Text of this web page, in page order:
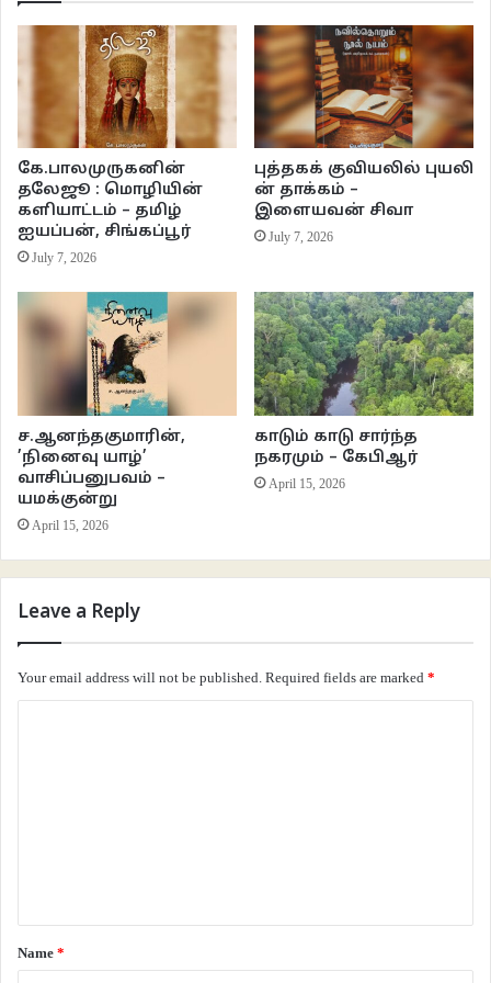
Jagratha (1989) – CBI Part 2
( Youtube No subtitles)
ஒரு சினிமா நடிகை தற்கொலை செய்து கொள்கிறார். தற்கொலை என வழக்கை
போலிஸ் முடிக்கும் தருணத்தில் வழக்கு சிபிஐ கைவசம் ஒப்படைக்கப்படுகிறது.
ஒரு வாரத்திற்குள் வழக்கை முடித்து வைக்க வேண்டிய கட்டாயம் சிபிஐ அதிகாரி
எனத் தடவிக் கொடுக்க மறக்கவில்லை.
கே.பாலமுருகனின்
தலேஜூ : மொழியின்
களியாட்டம் – தமிழ்
ஐயப்பன், சிங்கப்பூர்
July 7, 2026
புத்தகக் குவியலில் புயலி
ன் தாக்கம் –
இளையவன் சிவா
July 7, 2026
ச.ஆனந்தகுமாரின்,
’நினைவு யாழ்’
வாசிப்பனுபவம் –
யமக்குன்று
April 15, 2026
காடும் காடு சார்ந்த
நகரமும் – கேபிஆர்
April 15, 2026
Leave a Reply
Your email address will not be published. Required fields are marked *
*
Name *